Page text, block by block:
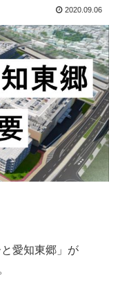
2020.09.06
愛知東郷」が